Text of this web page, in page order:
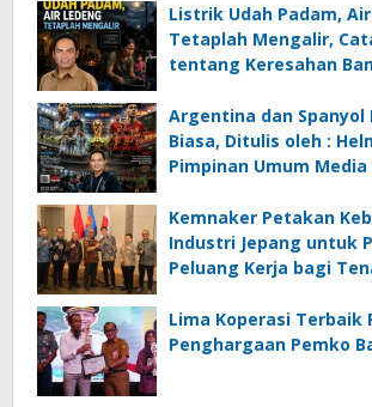
Listrik Udah Padam,
Tetaplah Mengalir,
tentang Keresahan
Ancaman Lingkungan,
Rifai, SH
Argentina dan Spanyol
Biasa, Ditulis oleh :
Pimpinan Umum Media
Kemnaker Petakan
Industri Jepang untuk
Peluang Kerja bagi
Lima Koperasi Terbaik
Penghargaan Pemko